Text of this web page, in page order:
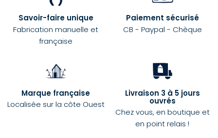
Savoir-faire unique
Fabrication manuelle et
française
Paiement sécurisé
CB - Paypal - Chèque
Marque française
Localisée sur la côte Ouest
Livraison 3 à 5 jours
ouvrés
Chez vous, en boutique et
en point relais !